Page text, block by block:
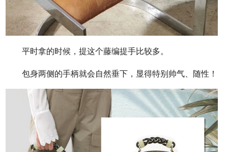
平时拿的时候，提这个藤编提手比较多。
包身两侧的手柄就会自然垂下，显得特别帅气、随性！